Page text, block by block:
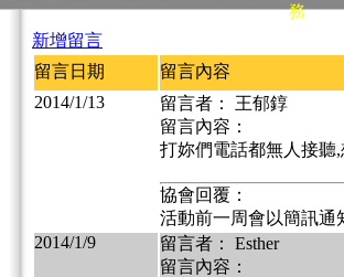
務
新增留言
留言日期
留言內容
2014/1/13
留言者： 王郁錞
留言內容：
打妳們電話都無人接聽
協會回覆：
活動前一周會以簡訊通
2014/1/9
留言者： Esther
留言內容：